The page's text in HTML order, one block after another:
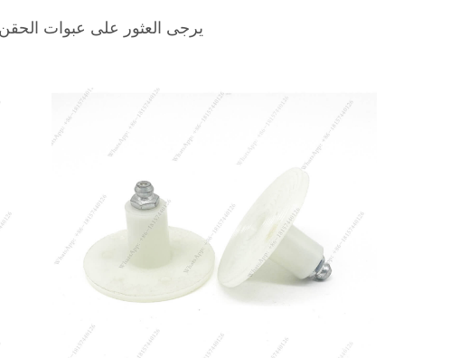
يرجى العثور على عبوات